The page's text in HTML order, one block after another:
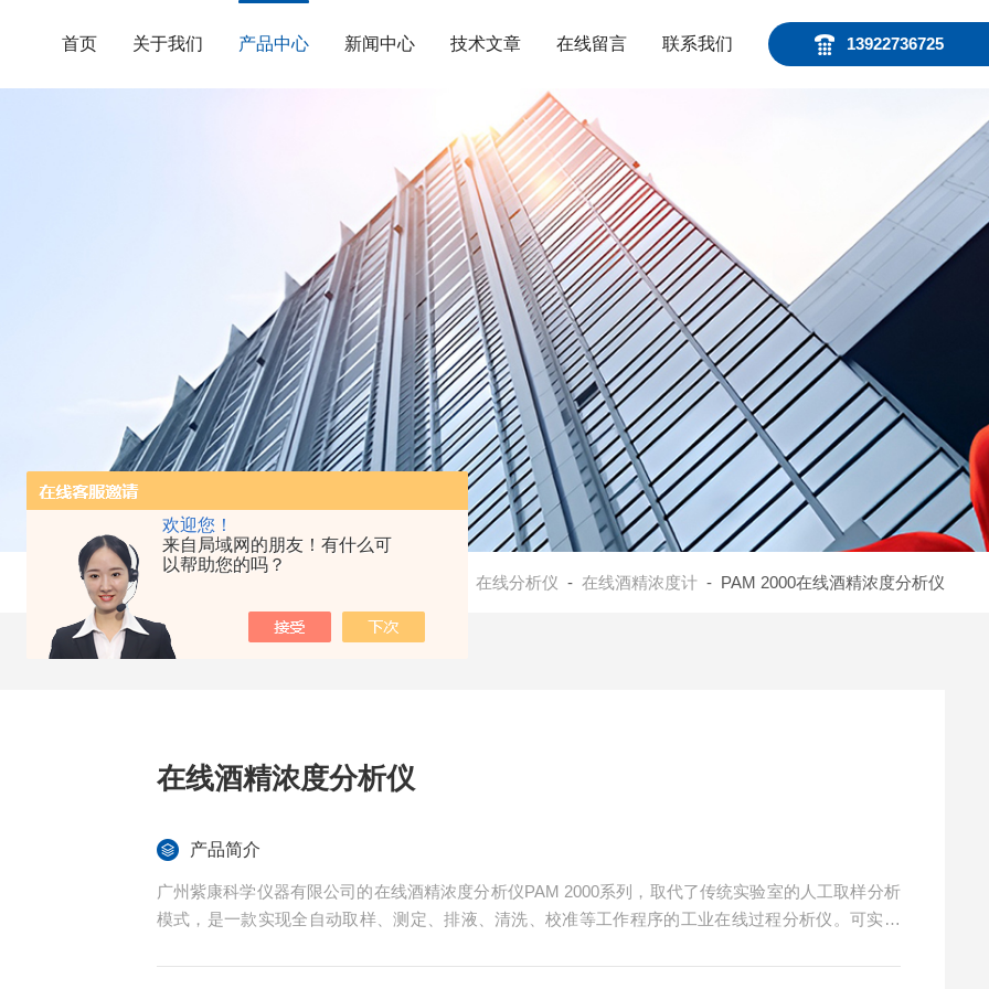
欢迎您！
来自局域网的朋友！有什么可
以帮助您的吗？
13922736725
首页 关于我们 产品中心 新闻中心 技术文章 在线留言 联系我们
在线分析仪 - 在线酒精浓度计- PAM 2000在线酒精浓度分析仪
在线酒精浓度分析仪
产品简介
广州紫康科学仪器有限公司的在线酒精浓度分析仪PAM 2000系列，取代了传统实验室的人工取样分析
模式，是一款实现全自动取样、测定、排液、清洗、校准等工作程序的工业在线过程分析仪。可实现